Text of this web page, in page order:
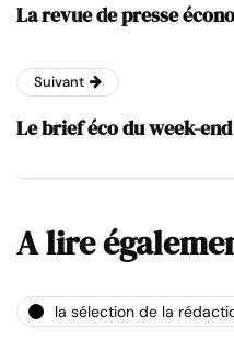
La revue de presse
Suivant
Le brief éco du week-
A lire
la sélection de la